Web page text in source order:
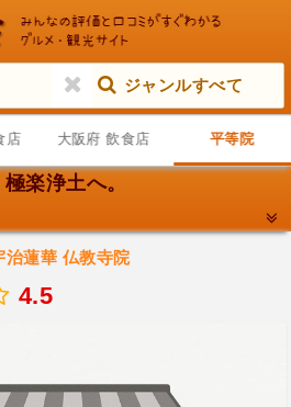
ジャンルすべて
店 大阪府 飲食店 平等院
楽浄土へ。
治蓮華 仏教寺院
4.5